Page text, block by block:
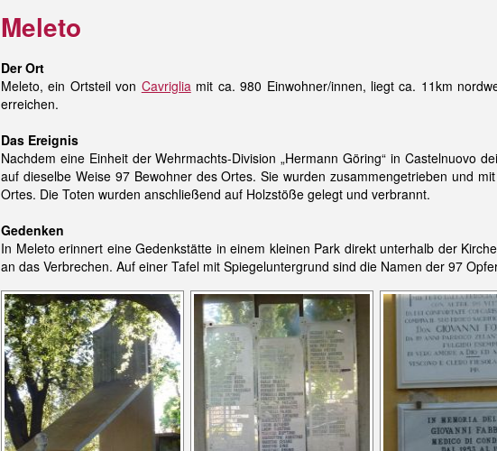
Meleto
Der Ort
Meleto, ein Ortsteil von Cavrigliamit ca. 980 Einwohner/innen, liegt ca. 11km
erreichen.
Das Ereignis
Nachdem eine Einheit der Wehrmachts-Division „Hermann Göring“ in Castelnuovo
auf dieselbe Weise 97 Bewohner des Ortes. Sie wurden zusammengetrieben und
Ortes. Die Toten wurden anschließend auf Holzstöße gelegt und verbrannt.
Gedenken
In Meleto erinnert eine Gedenkstätte in einem kleinen Park direkt unterhalb der
an das Verbrechen. Auf einer Tafel mit Spiegeluntergrund sind die Namen der 97